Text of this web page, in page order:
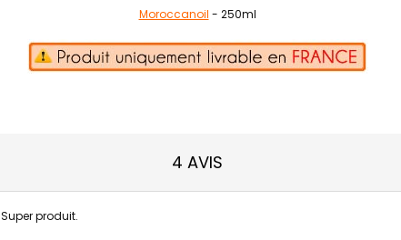
Moroccanoil - 250ml
4 AVIS
Super produit.